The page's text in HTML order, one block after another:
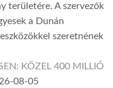
területére. A szervezők
a Dunán
szeretnének
KÖZEL 400 MILLIÓ
08-05